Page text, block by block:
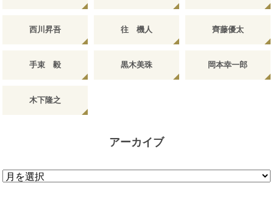
西川昇吾 往 機人 齊藤優太
手束 毅 黒木美珠 岡本幸一郎
木下隆之
アーカイブ
ア